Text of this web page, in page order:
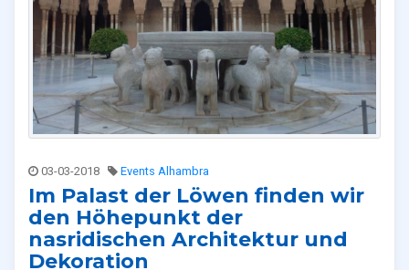
03-03-2018 Events Alhambra
Im Palast der Löwen finden wir
den Höhepunkt der
nasridischen Architektur und
Dekoration